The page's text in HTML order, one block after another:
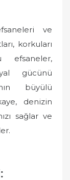
ve
korkuları
efsaneler,
gücünü
büyülü
denizin
sağlar ve